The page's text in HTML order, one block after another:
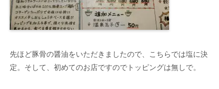
先ほど豚骨の醤油をいただきましたので、こちらでは塩に決
定。そして、初めてのお店ですのでトッピングは無しで。